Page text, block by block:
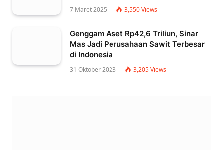
7 Maret 2025 3,550Views
Genggam Aset Rp42,6 Triliun, Sinar
Mas Jadi Perusahaan Sawit Terbesar
di Indonesia
31 Oktober 2023 3,205Views